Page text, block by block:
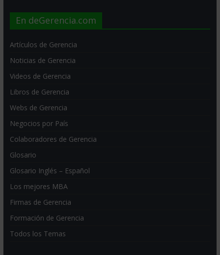
En deGerencia.com
Artículos de Gerencia
Noticias de Gerencia
Videos de Gerencia
Libros de Gerencia
Webs de Gerencia
Negocios por País
Colaboradores de Gerencia
Glosario
Glosario Inglés – Español
Los mejores MBA
Firmas de Gerencia
Formación de Gerencia
Todos los Temas